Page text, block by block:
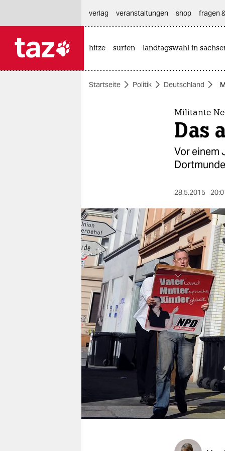
themen
berlin
nord
wahrheit
verlag
verlag
veranstaltungen
shop
fragen & hilfe
unterstützen
abo
verlag
veranstaltungen shop fragen
hitze surfen landtagswahl in
Startseite Politik Deutschland
Militante
Das
Vor einem
28.5.2015